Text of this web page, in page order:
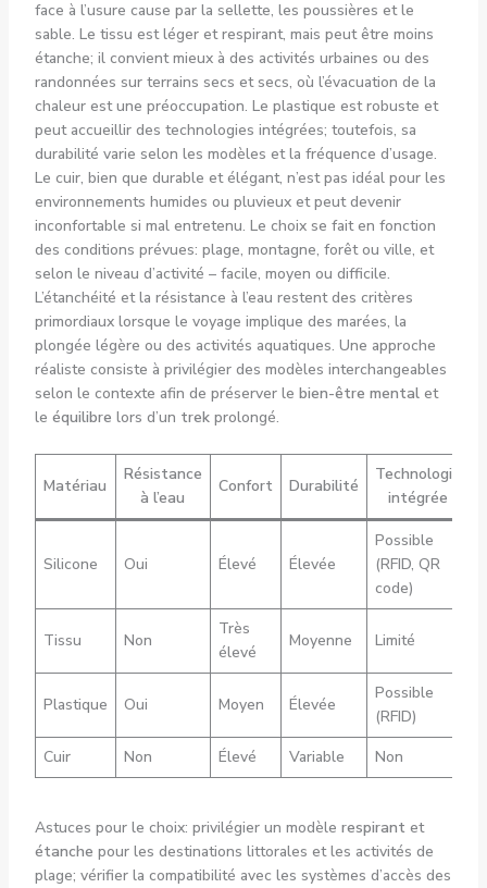
face à l’usure cause par la sellette, les poussières et le
sable. Le tissu est léger et respirant, mais peut être moins
étanche; il convient mieux à des activités urbaines ou des
randonnées sur terrains secs et secs, où l’évacuation de la
chaleur est une préoccupation. Le plastique est robuste et
peut accueillir des technologies intégrées; toutefois, sa
durabilité varie selon les modèles et la fréquence d’usage.
Le cuir, bien que durable et élégant, n’est pas idéal pour les
environnements humides ou pluvieux et peut devenir
inconfortable si mal entretenu. Le choix se fait en fonction
des conditions prévues: plage, montagne, forêt ou ville, et
selon le niveau d’activité – facile, moyen ou difficile.
L’étanchéité et la résistance à l’eau restent des critères
primordiaux lorsque le voyage implique des marées, la
plongée légère ou des activités aquatiques. Une approche
réaliste consiste à privilégier des modèles interchangeables
selon le contexte afin de préserver le bien-être mentalet
le équilibre lors d’un trekprolongé.
Matériau
Résistance
à l’eau
Confort Durabilité
Technologie
intégrée
Silicone Oui Élevé Élevée
Possible
(RFID, QR
code)
Tissu Non
Très
élevé
Moyenne Limité
Plastique Oui Moyen Élevée
Possible
(RFID)
Cuir
Non Élevé Variable Non
Astuces pour le choix: privilégier un modèle respirant et
étanche pour les destinations littorales et les activités de
plage; vérifier la compatibilité avec les systèmes d’accès des